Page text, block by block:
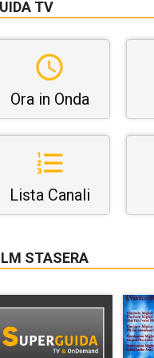
TV
Ora in Onda
Lista Canali
STASERA